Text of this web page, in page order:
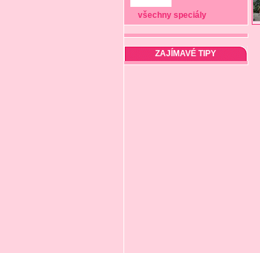
všechny speciály
ZAJÍMAVÉ TIPY